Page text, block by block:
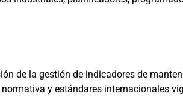
de la gestión de indicadores de
y estándares internacionales